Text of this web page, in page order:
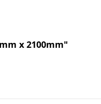
x 2100mm"